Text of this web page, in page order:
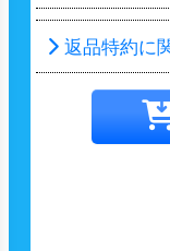
返品特約に